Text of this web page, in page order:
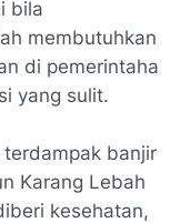
bila
membutuhkan
di pemerintaha
yang sulit.
terdampak banjir
Karang Lebah
kesehatan,